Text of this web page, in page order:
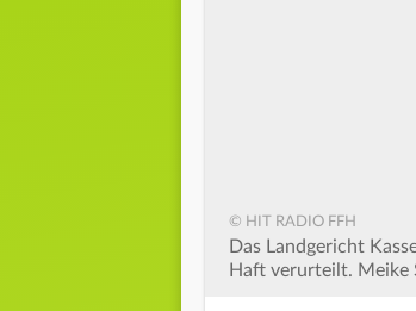
© HIT RADIO FFH
Das Landgericht
Haft verurteilt. Meike